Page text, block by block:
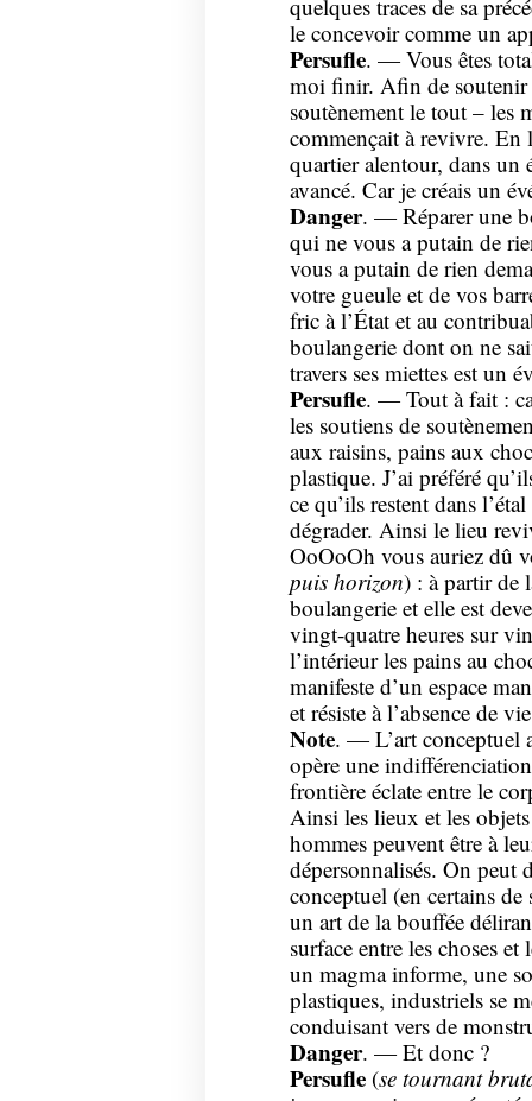
quelques traces de sa
le concevoir comme un
Persufle. — Vous êtes
moi finir. Afin de soutenir
soutènement le tout – les
commençait à revivre. En
quartier alentour, dans un
avancé. Car je créais un
Danger. — Réparer une
qui ne vous a putain de
vous a putain de rien
votre gueule et de vos
fric à l’État et au
boulangerie dont on ne
travers ses miettes est un
Persufle. — Tout à fait :
les soutiens de
aux raisins, pains aux
plastique. J’ai préféré
ce qu’ils restent dans
dégrader. Ainsi le lieu
OoOoOh vous auriez dû
puis horizon) : à partir de
boulangerie et elle est
vingt-quatre heures sur
l’intérieur les pains au
manifeste d’un espace
et résiste à l’absence de
Note. — L’art conceptuel
opère une
frontière éclate entre le
Ainsi les lieux et les
hommes peuvent être à
dépersonnalisés. On peut
conceptuel (en certains de
un art de la bouffée
surface entre les choses
un magma informe, une
plastiques, industriels se
conduisant vers de
Danger. — Et donc ?
Persufle (se tournant